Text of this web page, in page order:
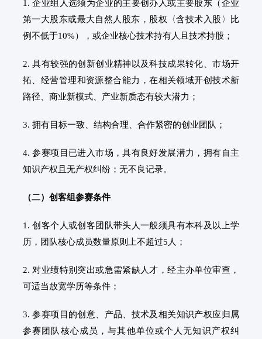
1. 企业组人选须为企业的主要创办人或主要股东（企业
第一大股东或最大自然人股东，股权〈含技术入股〉比
例不低于10%），或企业核心技术持有人且技术持股；
2. 具有较强的创新创业精神以及科技成果转化、市场开
拓、经营管理和资源整合能力，在相关领域开创技术新
路径、商业新模式、产业新质态有较大潜力；
3. 拥有目标一致、结构合理、合作紧密的创业团队；
4. 参赛项目已进入市场，具有良好发展潜力，拥有自主
知识产权且无产权纠纷；无不良记录。
（二）创客组参赛条件
1. 创客个人或创客团队带头人一般须具有本科及以上学
历，团队核心成员数量原则上不超过5人；
2. 对业绩特别突出或急需紧缺人才，经主办单位审查，
可适当放宽学历等条件；
3. 参赛项目的创意、产品、技术及相关知识产权应归属
参赛团队核心成员，与其他单位或个人无知识产权纠